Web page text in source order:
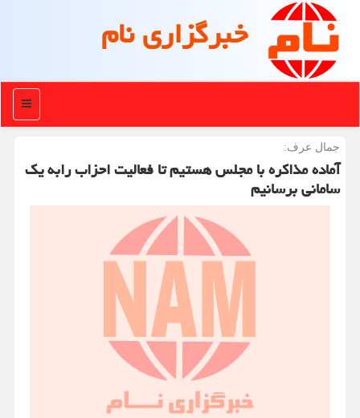
خبرگزاری نام
منو
جمال عرف:
آماده مذاكره با مجلس هستیم تا فعالیت احزاب رابه یك
سامانی برسانیم